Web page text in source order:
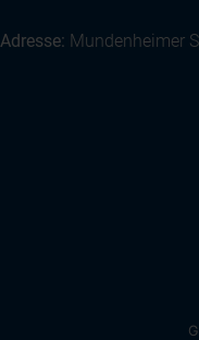
Adresse: Mundenheimer